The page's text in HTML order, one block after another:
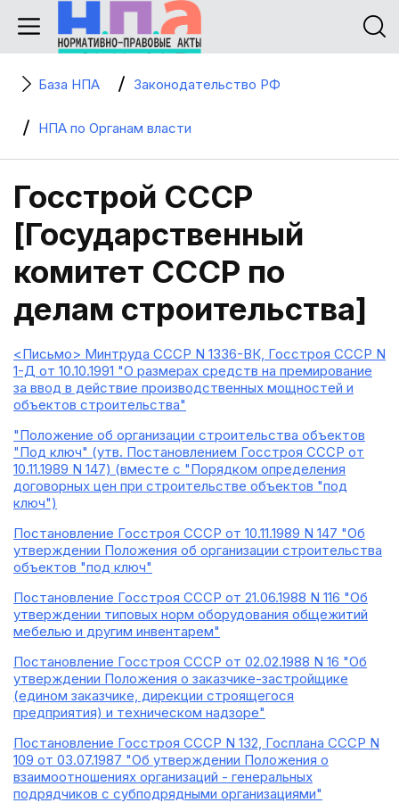
База НПА Законодательство РФ
НПА по Органам власти
Госстрой СССР
[Государственный
комитет СССР по
делам строительства]
<Письмо> Минтруда СССР N 1336-ВК, Госстроя СССР N
1-Д от 10.10.1991 "О размерах средств на премирование
за ввод в действие производственных мощностей и
объектов строительства"
"Положение об организации строительства объектов
"Под ключ" (утв. Постановлением Госстроя СССР от
10.11.1989 N 147) (вместе с "Порядком определения
договорных цен при строительстве объектов "под
ключ")
Постановление Госстроя СССР от 10.11.1989 N 147 "Об
утверждении Положения об организации строительства
объектов "под ключ"
Постановление Госстроя СССР от 21.06.1988 N 116 "Об
утверждении типовых норм оборудования общежитий
мебелью и другим инвентарем"
Постановление Госстроя СССР от 02.02.1988 N 16 "Об
утверждении Положения о заказчике-застройщике
(едином заказчике, дирекции строящегося
предприятия) и техническом надзоре"
Постановление Госстроя СССР N 132, Госплана СССР N
109 от 03.07.1987 "Об утверждении Положения о
взаимоотношениях организаций - генеральных
подрядчиков с субподрядными организациями"